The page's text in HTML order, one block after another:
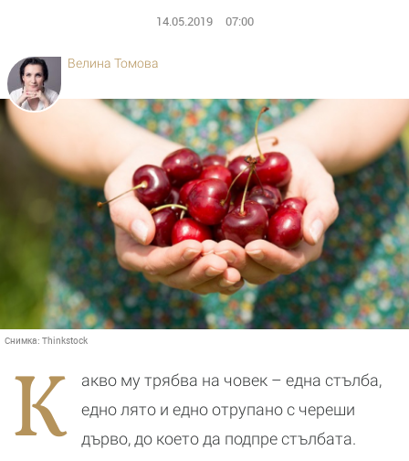
14.05.2019 07:00
Снимка: Thinkstock
Велина Томова
К
акво му трябва на човек – една стълба,
едно лято и едно отрупано с череши
дърво, до което да подпре стълбата.